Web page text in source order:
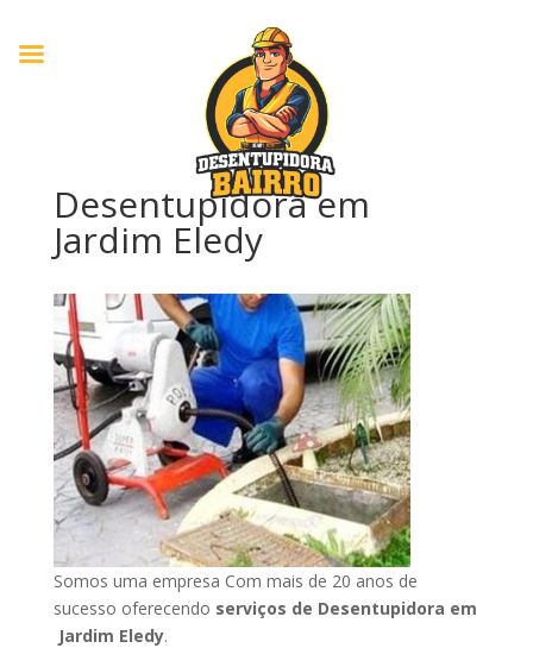
Desentupidora em
Jardim Eledy
Somos uma empresa Com mais de 20 anos de
sucesso oferecendo serviços de Desentupidora em
Jardim Eledy.